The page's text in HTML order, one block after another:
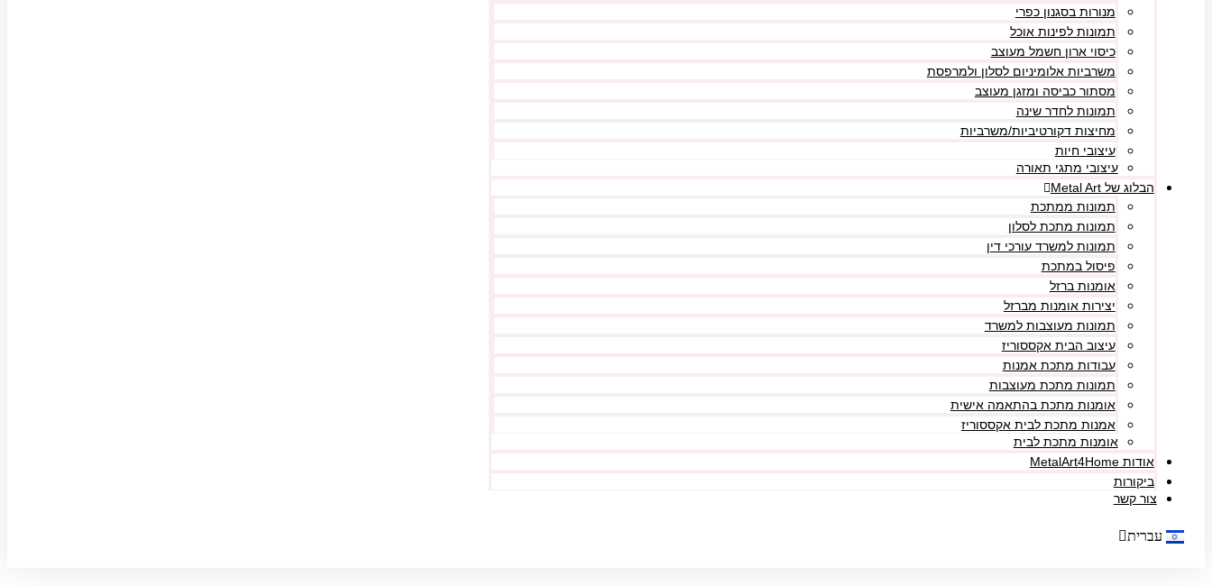
מנורות בסגנון כפרי
תמונות לפינות אוכל
כיסוי ארון חשמל מעוצב
משרביות אלומיניום לסלון ולמרפסת
מסתור כביסה ומזגן מעוצב
תמונות לחדר שינה
מחיצות דקורטיביות/משרביות
עיצובי חיות
עיצובי מתגי תאורה
הבלוג של Metal Art
תמונות ממתכת
תמונות מתכת לסלון
תמונות למשרד עורכי דין
פיסול במתכת
אומנות ברזל
יצירות אומנות מברזל
תמונות מעוצבות למשרד
עיצוב הבית אקססוריז
עבודות מתכת אמנות
תמונות מתכת מעוצבות
אומנות מתכת בהתאמה אישית
אמנות מתכת לבית אקססוריז
אומנות מתכת לבית
אודות MetalArt4Home
ביקורות
צור קשר
עברית
English